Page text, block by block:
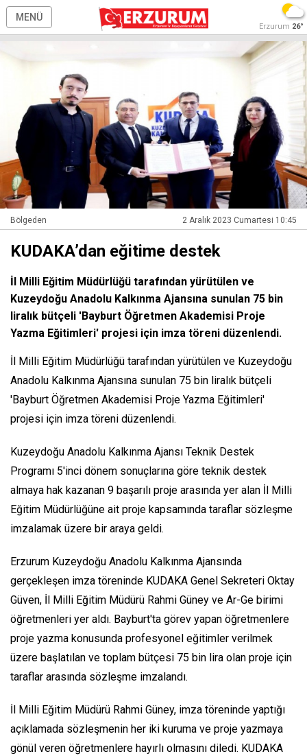
MENÜ
Erzurum 26°
Bölgeden 2 Aralık 2023 Cumartesi 10:45
KUDAKA’dan eğitime destek
İl Milli Eğitim Müdürlüğü tarafından yürütülen ve
Kuzeydoğu Anadolu Kalkınma Ajansına sunulan 75 bin
liralık bütçeli 'Bayburt Öğretmen Akademisi Proje
Yazma Eğitimleri' projesi için imza töreni düzenlendi.
İl Milli Eğitim Müdürlüğü tarafından yürütülen ve Kuzeydoğu
Anadolu Kalkınma Ajansına sunulan 75 bin liralık bütçeli
'Bayburt Öğretmen Akademisi Proje Yazma Eğitimleri'
projesi için imza töreni düzenlendi.
Kuzeydoğu Anadolu Kalkınma Ajansı Teknik Destek
Programı 5'inci dönem sonuçlarına göre teknik destek
almaya hak kazanan 9 başarılı proje arasında yer alan İl Milli
Eğitim Müdürlüğüne ait proje kapsamında taraflar sözleşme
imzalamak üzere bir araya geldi.
Erzurum Kuzeydoğu Anadolu Kalkınma Ajansında
gerçekleşen imza töreninde KUDAKA Genel Sekreteri Oktay
Güven, İl Milli Eğitim Müdürü Rahmi Güney ve Ar-Ge birimi
öğretmenleri yer aldı. Bayburt'ta görev yapan öğretmenlere
proje yazma konusunda profesyonel eğitimler verilmek
üzere başlatılan ve toplam bütçesi 75 bin lira olan proje için
taraflar arasında sözleşme imzalandı.
İl Milli Eğitim Müdürü Rahmi Güney, imza töreninde yaptığı
açıklamada sözleşmenin her iki kuruma ve proje yazmaya
gönül veren öğretmenlere hayırlı olmasını diledi. KUDAKA